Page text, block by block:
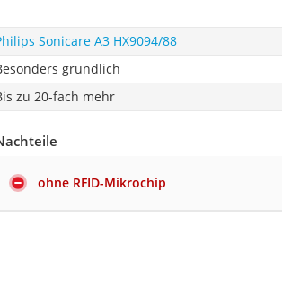
Sonicare A3 HX9094/88
gründlich
zu 20-fach mehr
ohne RFID-Mikrochip